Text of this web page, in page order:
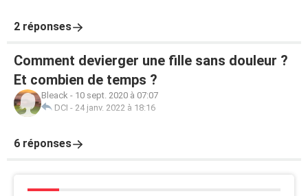
2 réponses
Comment devierger une fille sans douleur ?
Et combien de temps ?
Bleack - 10 sept. 2020 à 07:07
DCI - 24 janv. 2022 à 18:16
6 réponses